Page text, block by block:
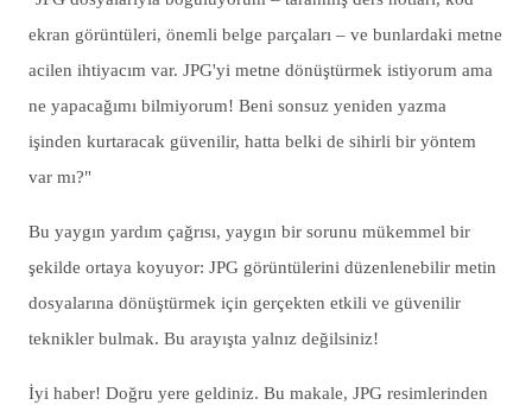
ekran görüntüleri, önemli belge parçaları – ve bunlardaki metne
acilen ihtiyacım var. JPG'yi metne dönüştürmek istiyorum ama
ne yapacağımı bilmiyorum! Beni sonsuz yeniden yazma
işinden kurtaracak güvenilir, hatta belki de sihirli bir yöntem
var mı?"
Bu yaygın yardım çağrısı, yaygın bir sorunu mükemmel bir
şekilde ortaya koyuyor: JPG görüntülerini düzenlenebilir metin
dosyalarına dönüştürmek için gerçekten etkili ve güvenilir
teknikler bulmak. Bu arayışta yalnız değilsiniz!
İyi haber! Doğru yere geldiniz. Bu makale, JPG resimlerinden